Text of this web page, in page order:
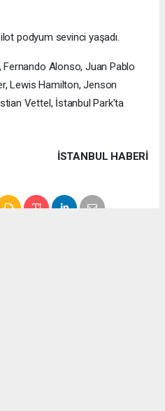
podyum sevinci yaşadı.
Fernando Alonso, Juan Pablo
Lewis Hamilton, Jenson
Vettel, İstanbul Park'ta
İSTANBUL HABERİ